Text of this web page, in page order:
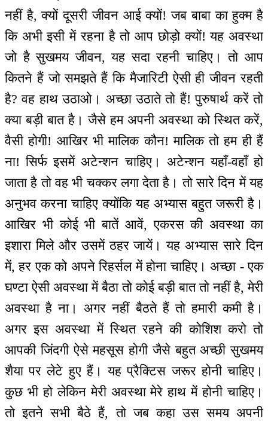
नहीं है, क्यों दूसरी जीवन आई क्यों! जब बाबा का हुक्म है
कि अभी इसी में रहना है तो आप छोड़ो क्यों! यह अवस्था
जो है सुखमय जीवन, यह सदा रहनी चाहिए। तो आप
कितने हैं जो समझते हैं कि मैजारिटी ऐसी ही जीवन रहती
है? वह हाथ उठाओ। अच्छा उठाते तो हैं! पुरुषार्थ करें तो
क्या बड़ी बात है। जैसे हम अपनी अवस्था को स्थित करें,
वैसी होगी! आखिर भी मालिक कौन! मालिक तो हम ही हैं
ना! सिर्फ इसमें अटेन्शन चाहिए। अटेन्शन यहाँ-वहाँ हो
जाता है तो वह भी चक्कर लगा देता है। तो सारे दिन में यह
अनुभव करना चाहिए क्योंकि यह अभ्यास बहुत जरूरी है।
आखिर भी कोई भी बातें आवें, एकरस की अवस्था का
इशारा मिले और उसमें ठहर जायें। यह अभ्यास सारे दिन
में, हर एक को अपने रिहर्सल में होना चाहिए। अच्छा - एक
घण्टा ऐसी अवस्था में बैठा तो कोई बड़ी बात तो नहीं है, मेरी
अवस्था है ना। अगर नहीं बैठते हैं तो हमारी कमी है।
अगर इस अवस्था में स्थित रहने की कोशिश करो तो
आपकी जिंदगी ऐसे महसूस होगी जैसे बहुत अच्छी सुखमय
शैया पर लेटे हुए हैं। यह प्रैक्टिस जरूर होनी चाहिए।
कुछ भी हो लेकिन मेरी अवस्था मेरे हाथ में होनी चाहिए।
तो इतने सभी बैठे हैं, तो जब कहा उस समय अपनी